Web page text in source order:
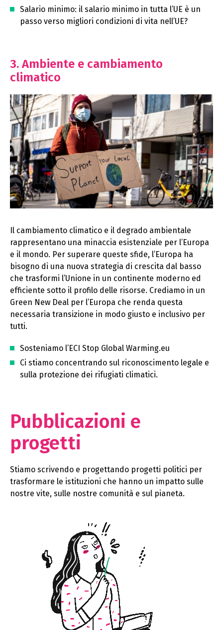
Salario minimo: il salario minimo in tutta l’UE è un
passo verso migliori condizioni di vita nell’UE?
3. Ambiente e cambiamento
climatico
Il cambiamento climatico e il degrado ambientale
rappresentano una minaccia esistenziale per l’Europa
e il mondo. Per superare queste sfide, l’Europa ha
bisogno di una nuova strategia di crescita dal basso
che trasformi l’Unione in un continente moderno ed
efficiente sotto il profilo delle risorse. Crediamo in un
Green New Deal per l’Europa che renda questa
necessaria transizione in modo giusto e inclusivo per
tutti.
Sosteniamo l’ECI Stop Global Warming.eu
Ci stiamo concentrando sul riconoscimento legale e
sulla protezione dei rifugiati climatici.
Pubblicazioni e
progetti
Stiamo scrivendo e progettando progetti politici per
trasformare le istituzioni che hanno un impatto sulle
nostre vite, sulle nostre comunità e sul pianeta.